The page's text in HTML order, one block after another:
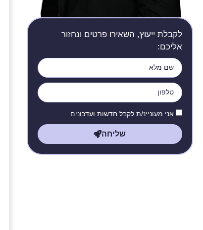
לקבלת ייעוץ, השאירו פרטים ונחזור
אליכם:
אני מעוניינ/ת לקבל חדשות ועדכונים
שליחה